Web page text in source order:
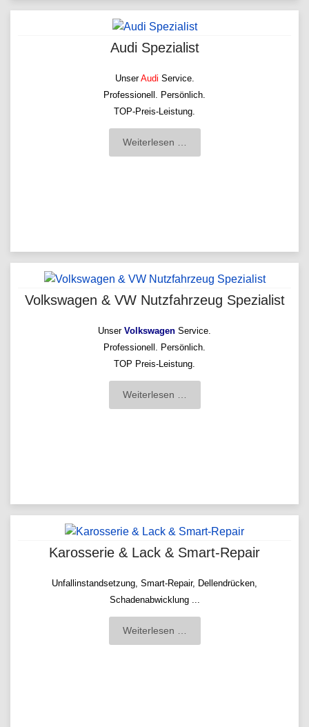
Audi Spezialist
UnserAudi Service.
Professionell. Persönlich.
TOP-Preis-Leistung.
Weiterlesen …
Volkswagen & VW Nutzfahrzeug Spezialist
Unser Volkswagen Service.
Professionell. Persönlich.
TOP Preis-Leistung.
Weiterlesen …
Karosserie & Lack & Smart-Repair
Unfallinstandsetzung, Smart-Repair, Dellendrücken,
Schadenabwicklung ...
Weiterlesen …